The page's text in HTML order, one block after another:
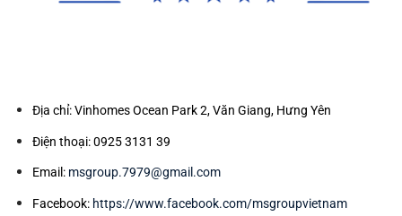
Địa chỉ: Vinhomes Ocean Park 2, Văn Giang, Hưng Yên
Điện thoại: 0925 3131 39
Email: msgroup.7979@gmail.com
Facebook: https://www.facebook.com/msgroupvietnam